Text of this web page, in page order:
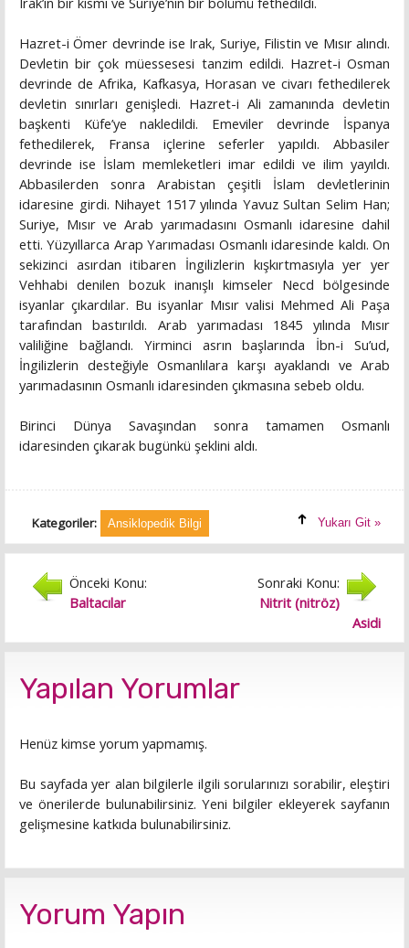
Hazret-i Ömer devrinde ise Irak, Suriye, Filistin ve Mısır alındı.
Devletin bir çok müessesesi tanzim edildi. Hazret-i Osman
devrinde de Afrika, Kafkasya, Horasan ve civarı fethedilerek
devletin sınırları genişledi. Hazret-i Ali zamanında devletin
başkenti Küfe’ye nakledildi. Emeviler devrinde İspanya
fethedilerek, Fransa içlerine seferler yapıldı. Abbasiler
devrinde ise İslam memleketleri imar edildi ve ilim yayıldı.
Abbasilerden sonra Arabistan çeşitli İslam devletlerinin
idaresine girdi. Nihayet 1517 yılında Yavuz Sultan Selim Han;
Suriye, Mısır ve Arab yarımadasını Osmanlı idaresine dahil
etti. Yüzyıllarca Arap Yarımadası Osmanlı idaresinde kaldı. On
sekizinci asırdan itibaren İngilizlerin kışkırtmasıyla yer yer
Vehhabi denilen bozuk inanışlı kimseler Necd bölgesinde
isyanlar çıkardılar. Bu isyanlar Mısır valisi Mehmed Ali Paşa
tarafından bastırıldı. Arab yarımadası 1845 yılında Mısır
valiliğine bağlandı. Yirminci asrın başlarında İbn-i Su’ud,
İngilizlerin desteğiyle Osmanlılara karşı ayaklandı ve Arab
yarımadasının Osmanlı idaresinden çıkmasına sebeb oldu.
Birinci Dünya Savaşından sonra tamamen Osmanlı
idaresinden çıkarak bugünkü şeklini aldı.
Kategoriler: Ansiklopedik Bilgi Yukarı Git »
Önceki Konu:
Baltacılar
Sonraki Konu:
Nitrit (nitröz)
Asidi
Yapılan Yorumlar
Henüz kimse yorum yapmamış.
Bu sayfada yer alan bilgilerle ilgili sorularınızı sorabilir, eleştiri
ve önerilerde bulunabilirsiniz. Yeni bilgiler ekleyerek sayfanın
gelişmesine katkıda bulunabilirsiniz.
Yorum Yapın